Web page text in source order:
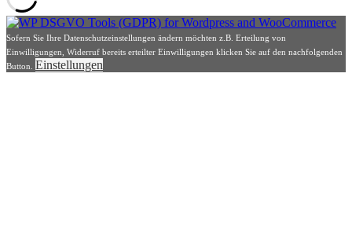
Sofern Sie Ihre Datenschutzeinstellungen ändern möchten z.B. Erteilung von
Einwilligungen, Widerruf bereits erteilter Einwilligungen klicken Sie auf den nachfolgenden
Button. Einstellungen